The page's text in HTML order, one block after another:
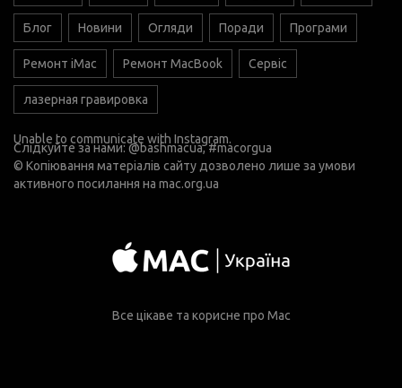
Блог Новини Огляди Поради Програми
Ремонт iMac Ремонт MacBook Сервіс
лазерная гравировка
Unable to communicate with Instagram.
Слідкуйте за нами:@bashmacua, #macorgua
© Копіювання матеріалів сайту дозволено лише за умови
активного посилання на mac.org.ua
Все цікаве та корисне про Mac